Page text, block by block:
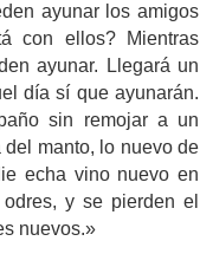
ayunar los amigos
con ellos? Mientras
ayunar. Llegará un
día sí que ayunarán.
sin remojar a un
manto, lo nuevo de
echa vino nuevo en
y se pierden el
nuevos.»